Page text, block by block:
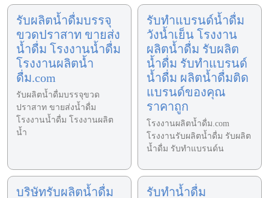
รับผลิตน้ำดื่มบรรจุ
ขวดปราสาท ขายส่ง
น้ำดื่ม โรงงานน้ำดื่ม
โรงงานผลิตน้ำ
ดื่ม.com
รับผลิตน้ำดื่มบรรจุขวด
ปราสาท ขายส่งน้ำดื่ม
โรงงานน้ำดื่ม โรงงานผลิต
น้ำ
รับทำแบรนด์น้ำดื่ม
วังน้ำเย็น โรงงาน
ผลิตน้ำดื่ม รับผลิต
น้ำดื่ม รับทำแบรนด์
น้ำดื่ม ผลิตน้ำดื่มติด
แบรนด์ของคุณ
ราคาถูก
โรงงานผลิตน้ำดื่ม.com
โรงงานรับผลิตน้ำดื่ม รับผลิต
น้ำดื่ม รับทำแบรนด์น
บริษัทรับผลิตน้ำดื่ม
รับทำน้ำดื่ม